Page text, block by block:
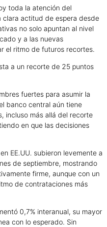
toda la atención del
clara actitud de espera desde
no solo apuntan al nivel
y a las nuevas
el ritmo de futuros recortes.
a un recorte de 25 puntos
fuertes para asumir la
banco central aún tiene
incluso más allá del recorte
en que las decisiones
EE.UU. subieron levemente a
de septiembre, mostrando
firme, aunque con un
de contrataciones más
0,7% interanual, su mayor
con lo esperado. Sin